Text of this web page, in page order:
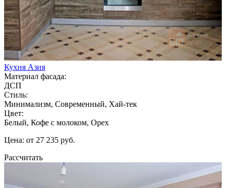
Кухня Азия
Материал фасада:
ДСП
Стиль:
Минимализм, Современный, Хай-тек
Цвет:
Белый, Кофе с молоком, Орех
Цена: от 27 235 руб.
Рассчитать